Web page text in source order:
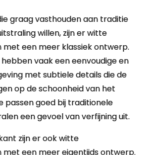
graag vasthouden aan traditie
willen, zijn er witte
met een meer klassiek ontwerp.
vaak een eenvoudige en
met subtiele details die de
op de schoonheid van het
passen goed bij traditionele
een gevoel van verfijning uit.
zijn er ook witte
met een meer eigentijds ontwerp.